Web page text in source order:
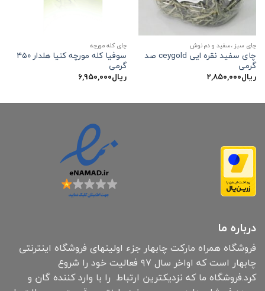
چای سبز ،سفید و دم نوش
چای سفید نقره ایی ceygold صد
گرمی
ریال۲,۸۵۰,۰۰۰
چای کله مورچه
سوفیا کله مورچه کنیا هلدار ۴۵۰
گرمی
ریال۶,۹۵۰,۰۰۰
درباره ما
فروشگاه همراه مارکت چابهار جزء اولینهای فروشگاه اینترنتی
چابهار است که اواخر سال ۹۷ فعالیت خود را شروع
کرد.فروشگاه ما که نزدیکترین ارتباط را با وارد کننده گان و